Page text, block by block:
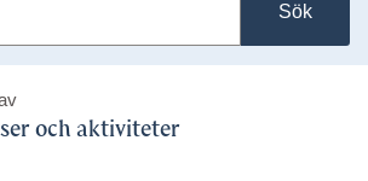
Sök
och aktiviteter